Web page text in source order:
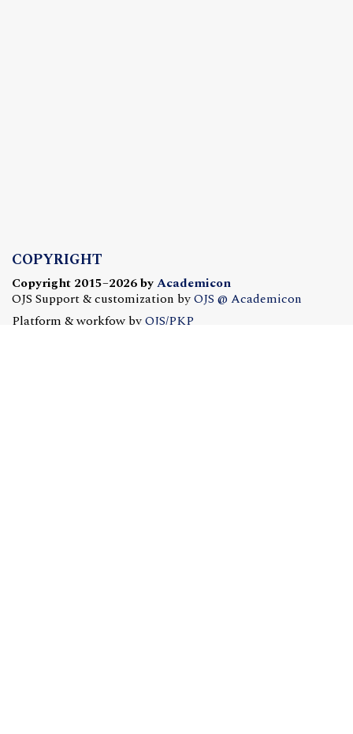
COPYRIGHT
Copyright 2015–2026 byAcademicon
OJS Support & customization byOJS @ Academicon
Platform & workfow byOJS/PKP